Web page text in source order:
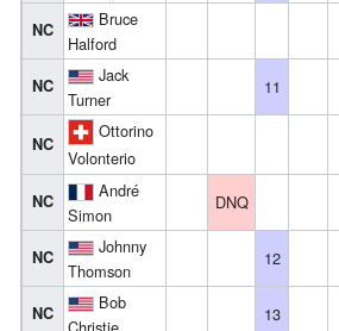
NC
Bruce
Halford
NC
Jack
Turner
11
NC
Ottorino
Volonterio
NC
André
Simon
DNQ
NC
Johnny
Thomson
12
NC
Bob
Christie
13